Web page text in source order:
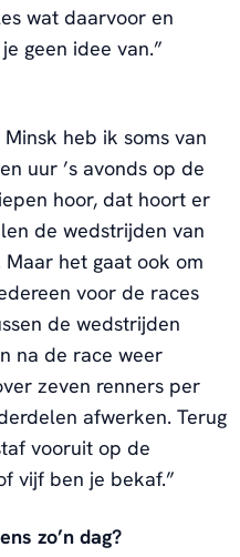
wat daarvoor en
geen idee van.”
heb ik soms van
uur ’s avonds op de
hoor, dat hoort er
de wedstrijden van
het gaat ook om
voor de races
de wedstrijden
na de race weer
zeven renners per
afwerken. Terug
vooruit op de
vijf ben je bekaf.”
zo’n dag?